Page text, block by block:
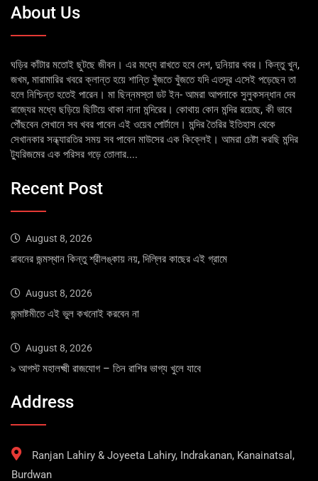
About Us
ঘড়ির কাঁটার মতোই ছুটছে জীবন। এর মধ্যে রাখতে হবে দেশ, দুনিয়ার খবর। কিন্তু খুন,
জখম, মারামারির খবরে ক্লান্ত হয়ে শান্তি খুঁজতে খুঁজতে যদি এতদূর এসেই পড়েছেন তা
হলে নিশ্চিন্ত হতেই পারেন। মা ছিন্নমস্তা ডট ইন- আমরা আপনাকে সুলুকসন্ধান দেব
রাজ্যের মধ্যে ছড়িয়ে ছিটিয়ে থাকা নানা মন্দিরের। কোথায় কোন মন্দির রয়েছে, কী ভাবে
পৌঁছবেন সেখানে সব খবর পাবেন এই ওয়েব পোর্টালে। মন্দির তৈরির ইতিহাস থেকে
সেখানকার সন্ধ্যারতির সময় সব পাবেন মাউসের এক কিক্লেই। আমরা চেষ্টা করছি মন্দির
ট্যুরিজমের এক পরিসর গড়ে তোলার....
Recent Post
August 8, 2026
রাবনের জন্মস্থান কিন্তু শ্রীলঙ্কায় নয়, দিল্লির কাছের এই গ্রামে
August 8, 2026
জন্মাষ্টমীতে এই ভুল কখনোই করবেন না
August 8, 2026
৯ আগস্ট মহালক্ষ্মী রাজযোগ – তিন রাশির ভাগ্য খুলে যাবে
Address
Ranjan Lahiry & Joyeeta Lahiry, Indrakanan, Kanainatsal,
Burdwan